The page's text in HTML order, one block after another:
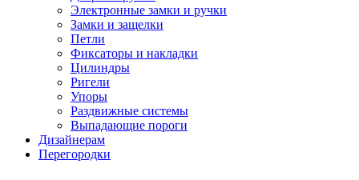
Электронные замки и ручки
Замки и защелки
Петли
Фиксаторы и накладки
Цилиндры
Ригели
Упоры
Раздвижные системы
Выпадающие пороги
Дизайнерам
Перегородки